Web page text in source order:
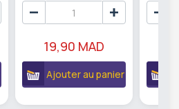
19,90 MAD
Ajouter au panier